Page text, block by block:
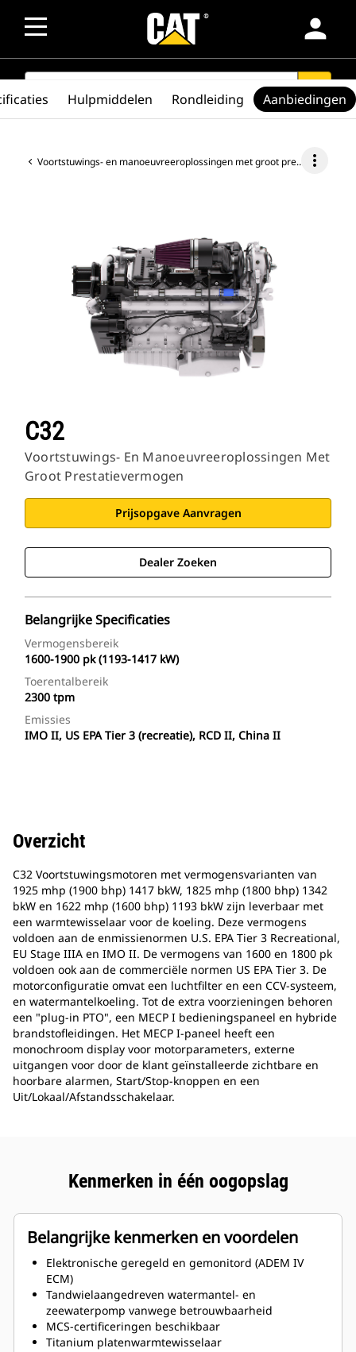
person
SEARCH search
Voortstuwings- en manoeuvreeroplossingen met groot prestatievermogen more_vert
C32
Voortstuwings- En Manoeuvreeroplossingen Met
Groot Prestatievermogen
Prijsopgave Aanvragen
Dealer Zoeken
Belangrijke Specificaties
Vermogensbereik
1600-1900 pk (1193-1417 kW)
Toerentalbereik
2300 tpm
Emissies
IMO II, US EPA Tier 3 (recreatie), RCD II, China II
Hulpmiddelen Rondleiding Aanbiedingen
Overzicht
C32 Voortstuwingsmotoren met vermogensvarianten van
1925 mhp (1900 bhp) 1417 bkW, 1825 mhp (1800 bhp) 1342
bkW en 1622 mhp (1600 bhp) 1193 bkW zijn leverbaar met
een warmtewisselaar voor de koeling. Deze vermogens
voldoen aan de enmissienormen U.S. EPA Tier 3 Recreational,
EU Stage IIIA en IMO II. De vermogens van 1600 en 1800 pk
voldoen ook aan de commerciële normen US EPA Tier 3. De
motorconfiguratie omvat een luchtfilter en een CCV-systeem,
en watermantelkoeling. Tot de extra voorzieningen behoren
een "plug-in PTO", een MECP I bedieningspaneel en hybride
brandstofleidingen. Het MECP I-paneel heeft een
monochroom display voor motorparameters, externe
uitgangen voor door de klant geïnstalleerde zichtbare en
hoorbare alarmen, Start/Stop-knoppen en een
Uit/Lokaal/Afstandsschakelaar.
Kenmerken in één oogopslag
Belangrijke kenmerken en voordelen
Elektronische geregeld en gemonitord (ADEM IV
ECM)
Tandwielaangedreven watermantel- en
zeewaterpomp vanwege betrouwbaarheid
MCS-certificeringen beschikbaar
Titanium platenwarmtewisselaar